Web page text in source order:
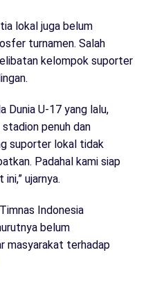
lokal juga belum
turnamen. Salah
kelompok suporter
Dunia U-17 yang lalu,
penuh dan
suporter lokal tidak
Padahal kami siap
ujarnya.
Indonesia
belum
masyarakat terhadap